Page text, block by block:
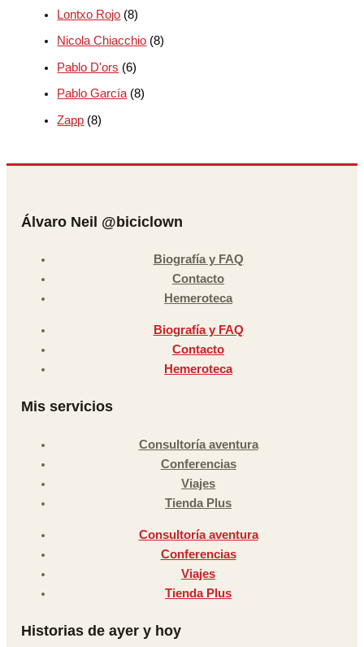
Lontxo Rojo (8)
Nicola Chiacchio (8)
Pablo D'ors (6)
Pablo García(8)
Zapp (8)
Álvaro Neil @biciclown
Biografía y FAQ
Contacto
Hemeroteca
Biografía y FAQ
Contacto
Hemeroteca
Mis servicios
Consultoría aventura
Conferencias
Viajes
Tienda Plus
Consultoría aventura
Conferencias
Viajes
Tienda Plus
Historias de ayer y hoy